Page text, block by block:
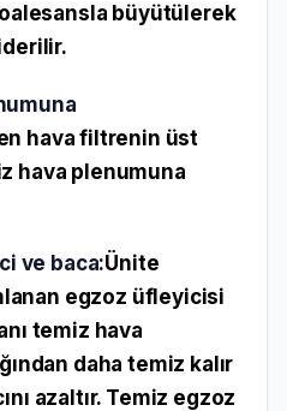
büyütülerek
hava filtrenin üst
hava plenumuna
ve baca:Ünite
egzoz üfleyicisi
temiz hava
daha temiz kalır
azaltır. Temiz egzoz